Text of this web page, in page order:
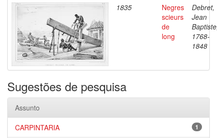
1835
Negres
scieurs
de
long
Debret,
Jean
1768-
1848
Sugestões de pesquisa
Assunto
1
CARPINTARIA